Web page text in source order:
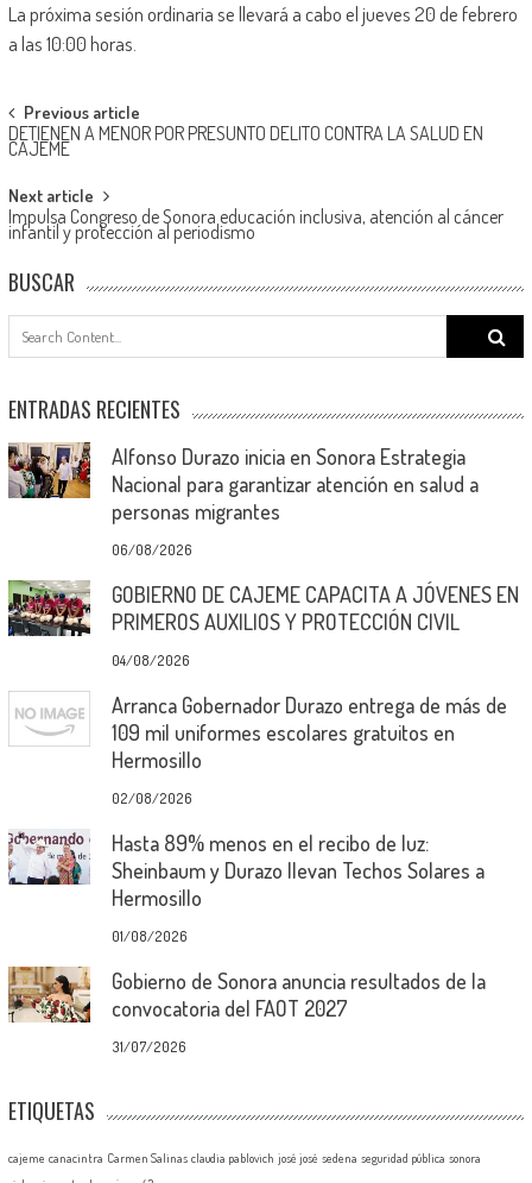
La próxima sesión ordinaria se llevará a cabo el jueves 20 de febrero
a las 10:00 horas.
Post
navigation
Previous article
DETIENEN A MENOR POR PRESUNTO DELITO CONTRA LA SALUD EN
CAJEME
Next article
Impulsa Congreso de Sonora educación inclusiva, atención al cáncer
infantil y protección al periodismo
BUSCAR
Search
for:
ENTRADAS RECIENTES
Alfonso Durazo inicia en Sonora Estrategia
Nacional para garantizar atención en salud a
personas migrantes
06/08/2026
GOBIERNO DE CAJEME CAPACITA A JÓVENES EN
PRIMEROS AUXILIOS Y PROTECCIÓN CIVIL
04/08/2026
Arranca Gobernador Durazo entrega de más de
109 mil uniformes escolares gratuitos en
Hermosillo
02/08/2026
Hasta 89% menos en el recibo de luz:
Sheinbaum y Durazo llevan Techos Solares a
Hermosillo
01/08/2026
Gobierno de Sonora anuncia resultados de la
convocatoria del FAOT 2027
31/07/2026
ETIQUETAS
cajeme canacintra Carmen Salinas claudia pablovich josé josé sedena seguridad pública sonora